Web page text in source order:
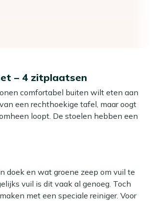
– 4 zitplaatsen
comfortabel buiten wilt eten aan
een rechthoekige tafel, maar oogt
loopt. De stoelen hebben een
kan gewoon buiten blijven staan. De
buiten wilt eten zonder dat de set je
doek en wat groene zeep om vuil te
vuil is dit vaak al genoeg. Toch
met een speciale reiniger. Voor